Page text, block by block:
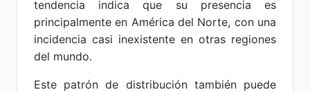
tendencia indica que su presencia es
principalmente en América del Norte, con una
incidencia casi inexistente en otras regiones
del mundo.
Este patrón de distribución también puede